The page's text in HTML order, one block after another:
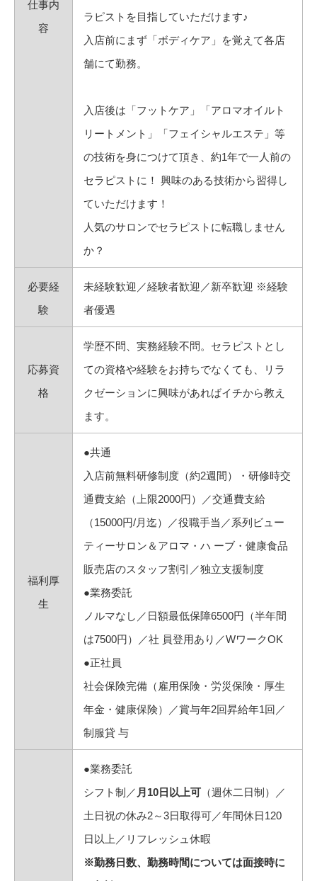
仕事内
容
ラピストを目指していただけます♪
入店前にまず「ボディケア」を覚えて各店
舗にて勤務。
入店後は「フットケア」「アロマオイルト
リートメント」「フェイシャルエステ」等
の技術を身につけて頂き、約1年で一人前の
セラピストに！ 興味のある技術から習得し
ていただけます！
人気のサロンでセラピストに転職しません
か？
必要経
験
未経験歓迎／経験者歓迎／新卒歓迎 ※経験
者優遇
応募資
格
学歴不問、実務経験不問。セラピストとし
ての資格や経験をお持ちでなくても、リラ
クゼーションに興味があればイチから教え
ます。
福利厚
生
●共通
入店前無料研修制度（約2週間）・研修時交
通費支給（上限2000円）／交通費支給
（15000円/月迄）／役職手当／系列ビュー
ティーサロン＆アロマ・ハ ーブ・健康食品
販売店のスタッフ割引／独立支援制度
●業務委託
ノルマなし／日額最低保障6500円（半年間
は7500円）／社 員登用あり／WワークOK
●正社員
社会保険完備（雇用保険・労災保険・厚生
年金・健康保険）／賞与年2回昇給年1回／
制服貸 与
●業務委託
シフト制／ 月10日以上可 （週休二日制）／
土日祝の休み2～3日取得可／年間休日120
日以上／リフレッシュ休暇
※勤務日数、勤務時間については面接時に